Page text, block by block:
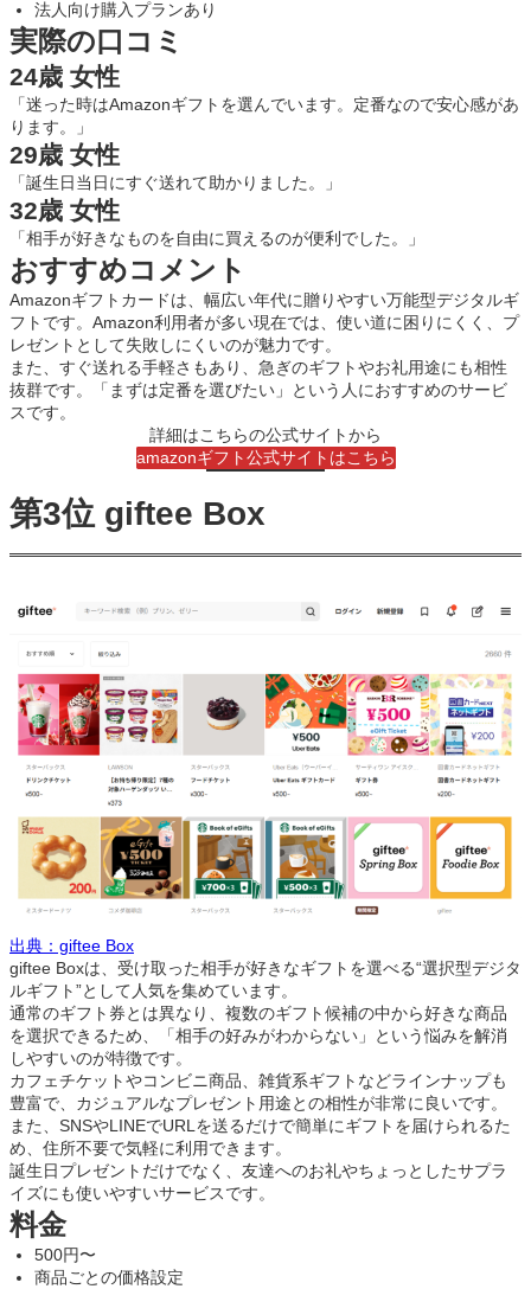
法人向け購入プランあり
実際の口コミ
24歳 女性
「迷った時はAmazonギフトを選んでいます。定番なので安心感があ
ります。」
29歳 女性
「誕生日当日にすぐ送れて助かりました。」
32歳 女性
「相手が好きなものを自由に買えるのが便利でした。」
おすすめコメント
Amazonギフトカードは、幅広い年代に贈りやすい万能型デジタルギ
フトです。Amazon利用者が多い現在では、使い道に困りにくく、プ
レゼントとして失敗しにくいのが魅力です。
また、すぐ送れる手軽さもあり、急ぎのギフトやお礼用途にも相性
抜群です。「まずは定番を選びたい」という人におすすめのサービ
スです。
詳細はこちらの公式サイトから
amazonギフト公式サイトはこちら
第3位 giftee Box
出典：giftee Box
giftee Boxは、受け取った相手が好きなギフトを選べる“選択型デジタ
ルギフト”として人気を集めています。
通常のギフト券とは異なり、複数のギフト候補の中から好きな商品
を選択できるため、「相手の好みがわからない」という悩みを解消
しやすいのが特徴です。
カフェチケットやコンビニ商品、雑貨系ギフトなどラインナップも
豊富で、カジュアルなプレゼント用途との相性が非常に良いです。
また、SNSやLINEでURLを送るだけで簡単にギフトを届けられるた
め、住所不要で気軽に利用できます。
誕生日プレゼントだけでなく、友達へのお礼やちょっとしたサプラ
イズにも使いやすいサービスです。
料金
500円〜
商品ごとの価格設定